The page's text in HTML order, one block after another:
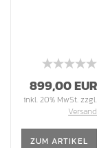
899,00 EUR
inkl. 20% MwSt. zzgl.
Versand
ZUM ARTIKEL